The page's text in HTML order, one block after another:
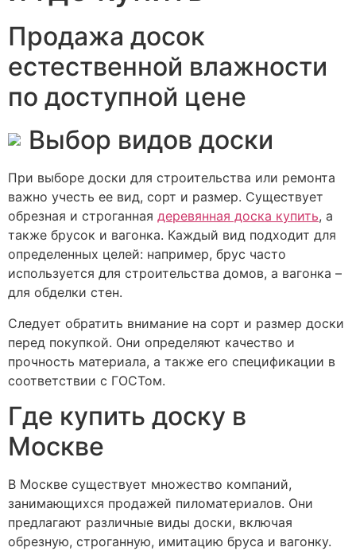
Продажа досок
естественной влажности
по доступной цене
Выбор видов доски
При выборе доски для строительства или ремонта
важно учесть ее вид, сорт и размер. Существует
обрезная и строганная деревянная доска купить, а
также брусок и вагонка. Каждый вид подходит для
определенных целей: например, брус часто
используется для строительства домов, а вагонка –
для обделки стен.
Следует обратить внимание на сорт и размер доски
перед покупкой. Они определяют качество и
прочность материала, а также его спецификации в
соответствии с ГОСТом.
Где купить доску в
Москве
В Москве существует множество компаний,
занимающихся продажей пиломатериалов. Они
предлагают различные виды доски, включая
обрезную, строганную, имитацию бруса и вагонку.